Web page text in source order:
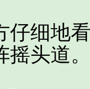
细地看
摇头道